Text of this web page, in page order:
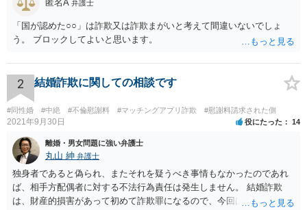
匿名A 弁護士
「国が認めた○○」は詐欺又は詐欺まがいと考えて間違いないでしょ
う。 ブロックしてよいと思います。
2 結婚詐欺に関しての相談です
#同性婚 #中絶 #不倫慰謝料 #マッチングアプリ詐欺 #慰謝料請求された側
2021年9月30日 役にたった 14
離婚・男女問題に強い弁護士
丸山 紳 弁護士
独身者であると偽られ、またそれを疑うべき事情もなかったのであれ
ば、相手方配偶者に対する不法行為責任は発生しません。 結婚詐欺
は、財産的損害があって初めて詐欺罪になるので、今回は該当しませ